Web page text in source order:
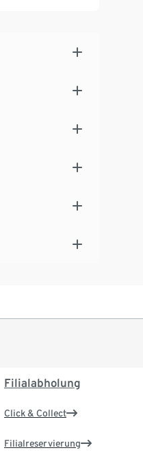
Filialabholung
Click & Collect
Filialreservierung